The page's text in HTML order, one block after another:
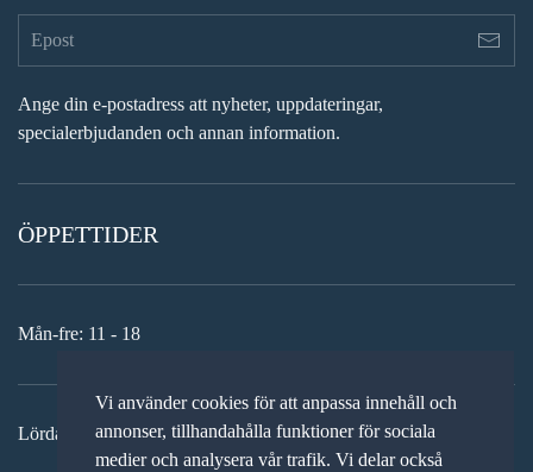
Vi använder cookies för att anpassa innehåll och
annonser, tillhandahålla funktioner för sociala
medier och analysera vår trafik. Vi delar också
Ange din e-postadress att nyheter, uppdateringar,
specialerbjudanden och annan information.
ÖPPETTIDER
Mån-fre: 11 - 18
Lördag: 11-15